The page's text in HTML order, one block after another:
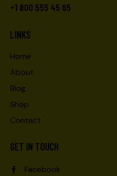
+1 800 555 45 65
LINKS
Home
About
Blog
Shop
Contact
GET IN TOUCH
Facebook